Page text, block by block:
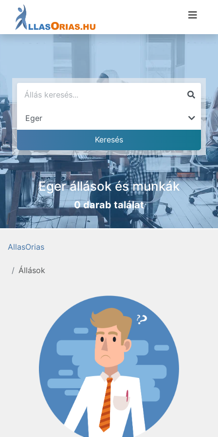
Eger állások és munkák
0 darab találat
AllasOrias
Állások